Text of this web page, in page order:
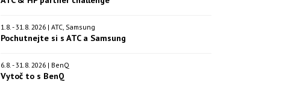
1.8. - 31.8. 2026 | ATC, Samsung
Pochutnejte si s ATC a Samsung
6.8. - 31.8. 2026 | BenQ
Vytoč to s BenQ